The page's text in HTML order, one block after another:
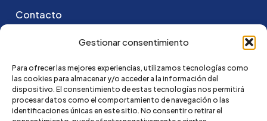
Gestionar consentimiento
Para ofrecer las mejores experiencias, utilizamos tecnologías como
las cookies para almacenar y/o acceder a la información del
dispositivo. El consentimiento de estas tecnologías nos permitirá
procesar datos como el comportamiento de navegación o las
identificaciones únicas en este sitio. No consentir o retirar el
Contacto
Puedes ponerte en contacto con nosotros
go@credi4me.com